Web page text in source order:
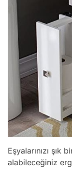
Eşyalarınızı
alabileceğiniz